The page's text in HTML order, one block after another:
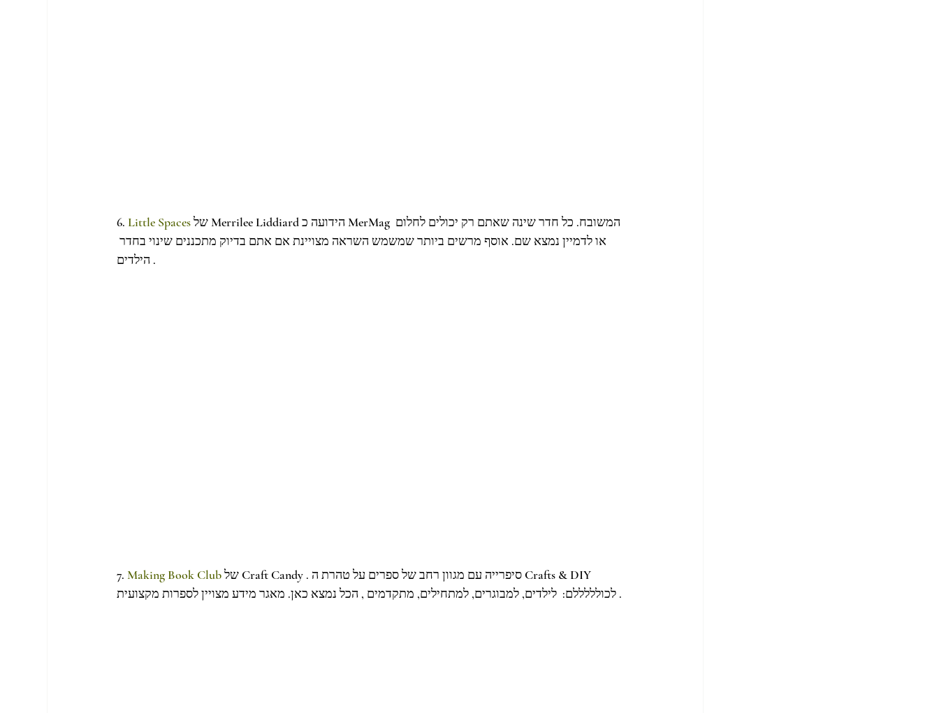
6. Little Spaces של Merrilee Liddiard הידועה כ MerMag המשובח. כל חדר שינה שאתם רק יכולים לחלום
או לדמיין נמצא שם. אוסף מרשים ביותר שמשמש השראה מצויינת אם אתם בדיוק מתכננים שינוי בחדר
הילדים .
7. Making Book Club של Craft Candy . סיפרייה עם מגוון רחב של ספרים על טהרת ה Crafts & DIY
לכולללללם:  לילדים, למבוגרים, למתחילים, מתקדמים , הכל נמצא כאן. מאגר מידע מצויין לספרות מקצועית .